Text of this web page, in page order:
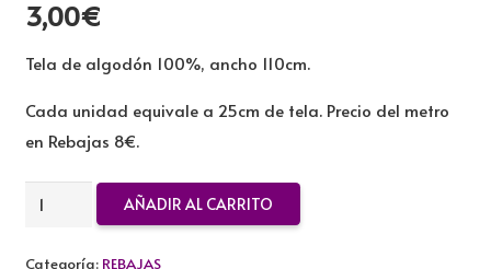
3,00€
Tela de algodón 100%, ancho 110cm.
Cada unidad equivale a 25cm de tela. Precio del metro
en Rebajas 8€.
TELA
ALGODON
AÑADIR AL CARRITO
Categoría: REBAJAS